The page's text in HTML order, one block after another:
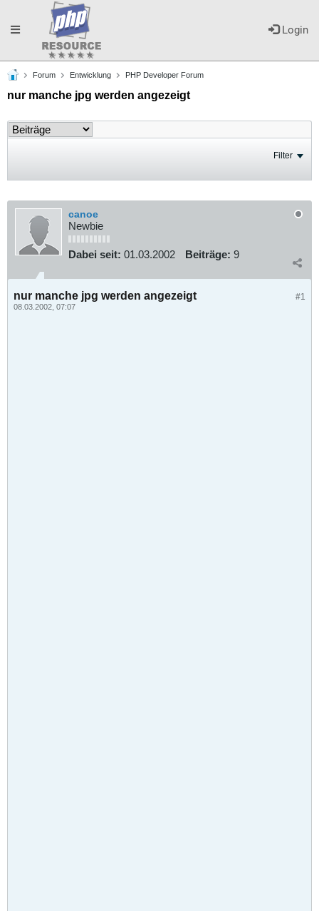
Login
Toggle
navigation
Forum Entwicklung PHP Developer Forum
nur manche jpg werden angezeigt
Filter
canoe
Newbie
Dabei seit: 01.03.2002 Beiträge: 9
#1
nur manche jpg werden angezeigt
08.03.2002, 07:07